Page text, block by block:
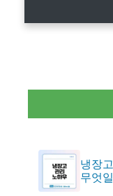
냉장
무엇